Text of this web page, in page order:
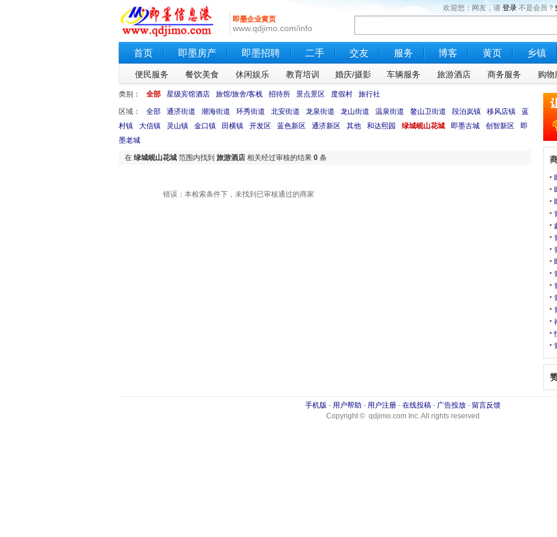
即墨企业黄页
www.qdjimo.com/info
欢迎您：网友，请 登录 不是会员？
首页 即墨房产 即墨招聘 二手 交友 服务 博客 黄页 乡镇
便民服务 餐饮美食 休闲娱乐 教育培训 婚庆/摄影 车辆服务 旅游酒店 商务服务 购物
类别： 全部 星级宾馆酒店 旅馆/旅舍/客栈 招待所 景点景区 度假村 旅行社
区域： 全部 通济街道 潮海街道 环秀街道 北安街道 龙泉街道 龙山街道 温泉街道 鳌山卫街道 段泊岚镇 移风店镇
蓝
村镇
大信镇 灵山镇 金口镇 田横镇 开发区 蓝色新区 通济新区 其他 和达熙园 绿城岘山花城 即墨古城 创智新区
即
墨老城
在 绿城岘山花城 范围内找到 旅游酒店 相关经过审核的结果 0 条
错误：本检索条件下，未找到已审核通过的商家
手机版 - 用户帮助 - 用户注册 - 在线投稿 - 广告投放 - 留言反馈
Copyright © qdjimo.com Inc. All rights reserved